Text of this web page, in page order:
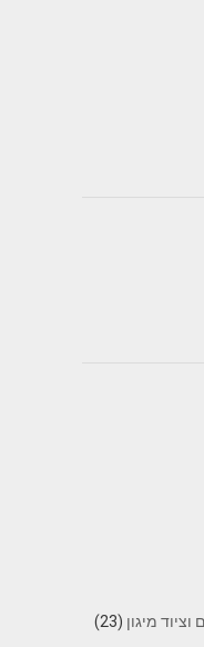
מיגון (23)